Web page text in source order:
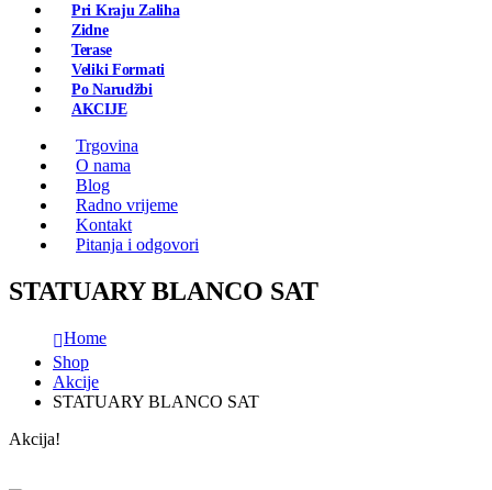
Pri Kraju Zaliha
Zidne
Terase
Veliki Formati
Po Narudžbi
AKCIJE
Trgovina
O nama
Blog
Radno vrijeme
Kontakt
Pitanja i odgovori
STATUARY BLANCO SAT
Home
Shop
Akcije
STATUARY BLANCO SAT
Akcija!